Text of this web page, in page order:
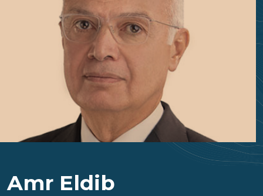
Amr Eldib